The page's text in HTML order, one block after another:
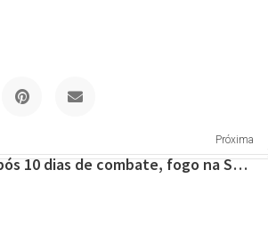
Próxima
Após 10 dias de combate, fogo na Serra do Cipó é extinto